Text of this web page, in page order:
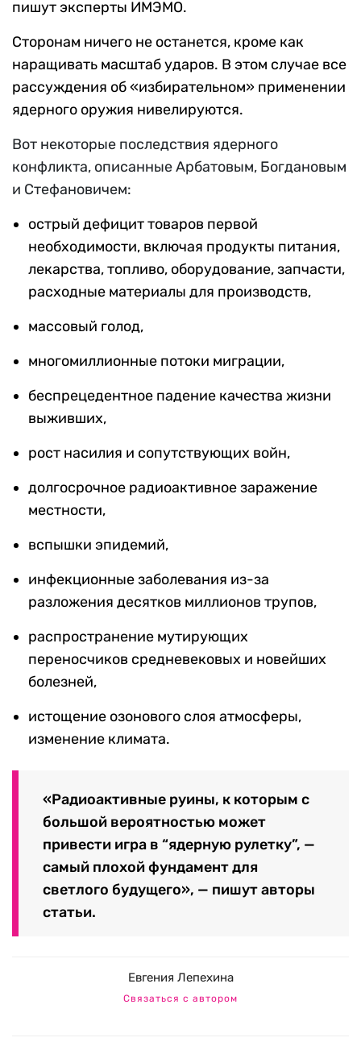
пишут эксперты ИМЭМО.
Сторонам ничего не останется, кроме как
наращивать масштаб ударов. В этом случае все
рассуждения об «избирательном» применении
ядерного оружия нивелируются.
Вот некоторые последствия ядерного
конфликта, описанные Арбатовым, Богдановым
и Стефановичем:
острый дефицит товаров первой
необходимости, включая продукты питания,
лекарства, топливо, оборудование, запчасти,
расходные материалы для производств,
массовый голод,
многомиллионные потоки миграции,
беспрецедентное падение качества жизни
выживших,
рост насилия и сопутствующих войн,
долгосрочное радиоактивноезаражение
местности,
вспышки эпидемий,
инфекционные заболевания из-за
разложения десятков миллионов трупов,
распространение мутирующих
переносчиков средневековых и новейших
болезней,
истощение озонового слоя атмосферы,
изменение климата.
«Радиоактивные руины, к которым с
большой вероятностью может
привести игра в “ядерную рулетку”, —
самый плохой фундамент для
светлого будущего», — пишут авторы
статьи.
Евгения Лепехина
Связаться с автором